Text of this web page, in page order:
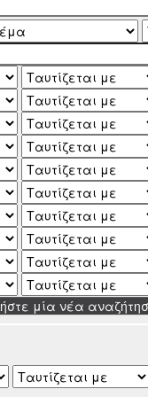
μία νέα